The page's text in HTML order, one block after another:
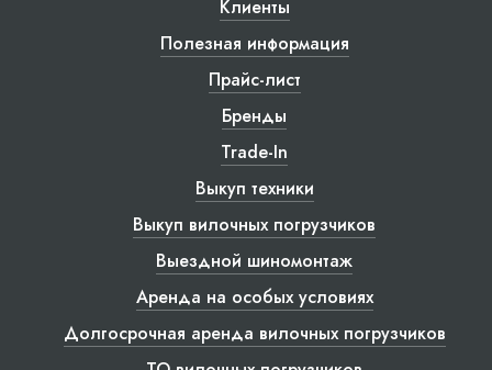
Клиенты
Полезная информация
Прайс-лист
Бренды
Trade-In
Выкуп техники
Выкуп вилочных погрузчиков
Выездной шиномонтаж
Аренда на особых условиях
Долгосрочная аренда вилочных погрузчиков